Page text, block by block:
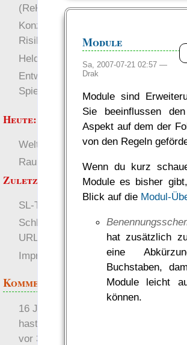
Module
Sa, 2007-07-21 02:57 —
Drak
Module sind
Sie beeinflussen
Aspekt auf dem der
von den Regeln
Wenn du kurz
Module es bisher
Blick auf die Modul-
hat zusätzlich
eine
Buchstaben,
Module leicht
können.
(ReKa)
Konzept für Schwächen:
Risiko
Heldendokument
Entwicklung von
Spielwelten
Heute:
Welten
Deutsch
RaumZeit
SL-Tipps
Zuletzt angezeigt:
SL-Tipps
Schlachtfeld mit kurzer
URL
Impressum
Kommentare
16 Jahre später: mist, du
hast Recht …
vor 31 Wochen 4 Tage